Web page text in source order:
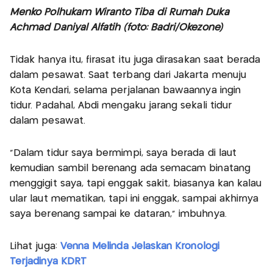
Menko Polhukam Wiranto Tiba di Rumah Duka
Achmad Daniyal Alfatih (foto: Badri/Okezone)
Tidak hanya itu, firasat itu juga dirasakan saat berada
dalam pesawat. Saat terbang dari Jakarta menuju
Kota Kendari, selama perjalanan bawaannya ingin
tidur. Padahal, Abdi mengaku jarang sekali tidur
dalam pesawat.
"Dalam tidur saya bermimpi, saya berada di laut
kemudian sambil berenang ada semacam binatang
menggigit saya, tapi enggak sakit, biasanya kan kalau
ular laut mematikan, tapi ini enggak, sampai akhirnya
saya berenang sampai ke dataran," imbuhnya.
Lihat juga: Venna Melinda Jelaskan Kronologi
Terjadinya KDRT